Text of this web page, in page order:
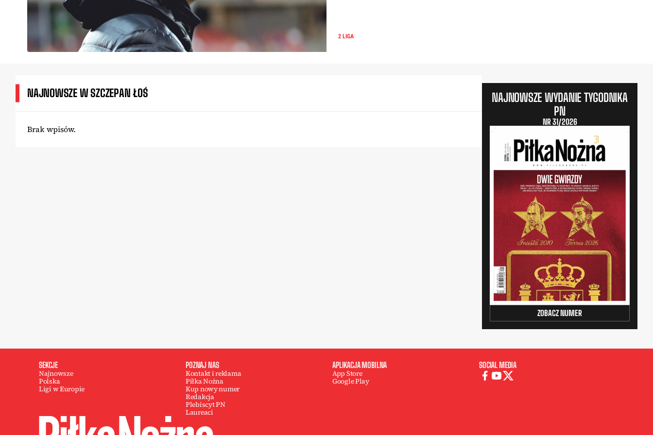
2 LIGA
NAJNOWSZE W SZCZEPAN ŁOŚ
Brak wpisów.
NAJNOWSZE WYDANIE TYGODNIKA
PN
NR 31/2026
ZOBACZ NUMER
SEKCJE
Najnowsze
Polska
Ligi w Europie
POZNAJ NAS
Kontakt i reklama
Piłka Nożna
Kup nowy numer
Redakcja
Plebiscyt PN
Laureaci
APLIKACJA MOBILNA
App Store
Google Play
SOCIAL MEDIA